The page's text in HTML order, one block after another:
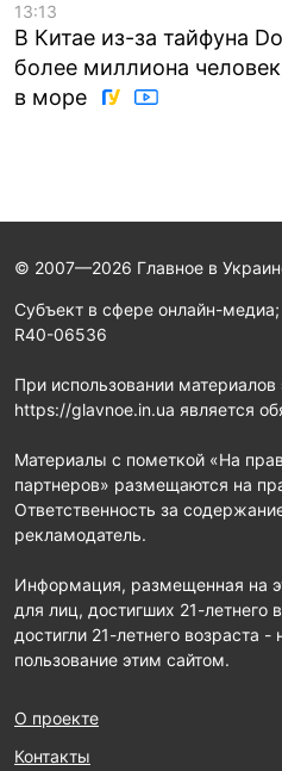
13:13
В Китае из-за тайфуна
более миллиона
в море
© 2007—2026 Главное в
Субъект в сфере онлайн-
R40-06536
При использовании материалов
https://glavnoe.in.ua является
Материалы с пометкой «На
партнеров» размещаются на
Ответственность за
рекламодатель.
Информация, размещенная на
для лиц, достигших 21-летнего
достигли 21-летнего возраста -
пользование этим сайтом.
О проекте
Контакты